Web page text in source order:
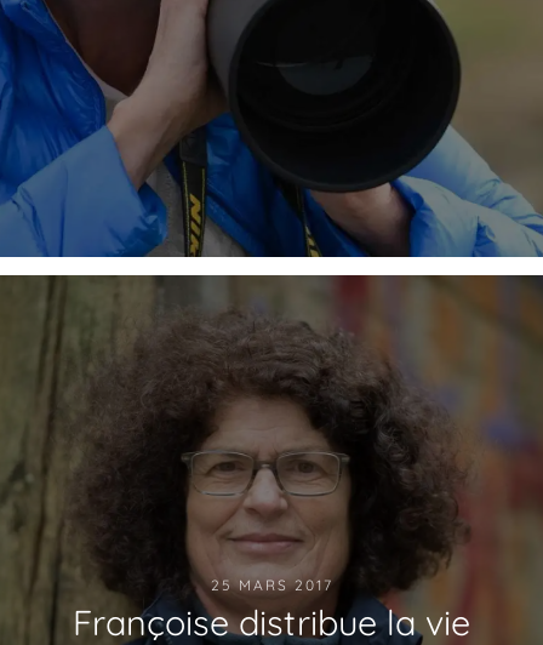
25 MARS 2017
Françoise distribue la vie